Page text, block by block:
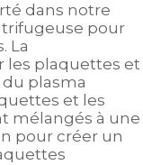
dans notre
pour
La
les plaquettes et
plasma
et les
mélangés à une
pour créer un